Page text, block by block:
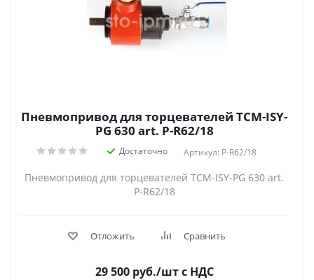
Пневмопривод для торцевателей TCM-ISY-
PG 630 art. P-R62/18
Достаточно Артикул: P-R62/18
Пневмопривод для торцевателей TCM-ISY-PG 630 art.
P-R62/18
Отложить Сравнить
29 500 руб./штс НДС